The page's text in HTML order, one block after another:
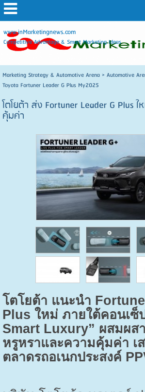
www.inMarketingnews.com
Competitive Advantage & Smart Marketing Ideas
Marketing Strategy & Automotive Arena> Automotive
Toyota Fortuner Leader G Plus My2025
โตโยต้า ส่ง Fortuner Leader G Plus
คุ้มค่า
โตโยต้า แนะนำ
Plus ใหม่ ภายใต้คอนเซ็
Smart Luxury” ผสมผส
หรูหราและความคุ้มค่า เ
ตลาดรถอเนกประสงค์